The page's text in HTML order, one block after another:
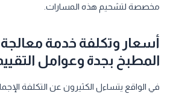
مخصصة لتشحيم هذه المسارات.
أسعار وتكلفة خدمة معالجة
المطبخ بجدة وعوامل
في الواقع يتساءل الكثيرون عن التكلفة